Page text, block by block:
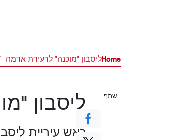
Homeליסבון "מוכנה" לרעידת אדמה
ליסבון שתף